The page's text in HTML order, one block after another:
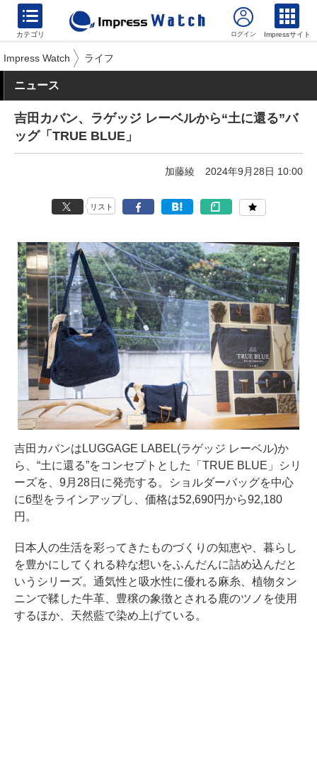
カテゴリ Impressサイト
Impress Watch ライフ
ニュース
吉田カバン、ラゲッジ レーベルから“土に還る”バ
ッグ「TRUE BLUE」
加藤綾 2024年9月28日 10:00
リスト
吉田カバンはLUGGAGE LABEL(ラゲッジ レーベル)か
ら、“土に還る”をコンセプトとした「TRUE BLUE」シリ
ーズを、9月28日に発売する。ショルダーバッグを中心
に6型をラインアップし、価格は52,690円から92,180
円。
日本人の生活を彩ってきたものづくりの知恵や、暮らし
を豊かにしてくれる粋な想いをふんだんに詰め込んだと
いうシリーズ。通気性と吸水性に優れる麻糸、植物タン
ニンで鞣した牛革、豊穣の象徴とされる鹿のツノを使用
するほか、天然藍で染め上げている。